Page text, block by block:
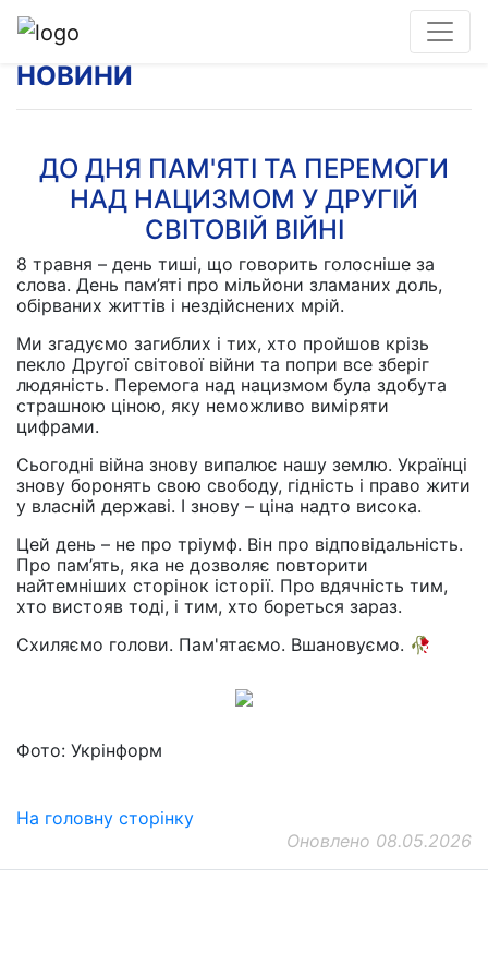
НОВИНИ
ДО ДНЯ ПАМ'ЯТІ ТА ПЕРЕМОГИ
НАД НАЦИЗМОМ У ДРУГІЙ
СВІТОВІЙ ВІЙНІ
8 травня – день тиші, що говорить голосніше за
слова. День пам’яті про мільйони зламаних доль,
обірваних життів і нездійснених мрій.
Ми згадуємо загиблих і тих, хто пройшов крізь
пекло Другої світової війни та попри все зберіг
людяність. Перемога над нацизмом була здобута
страшною ціною, яку неможливо виміряти
цифрами.
Сьогодні війна знову випалює нашу землю. Українці
знову боронять свою свободу, гідність і право жити
у власній державі. І знову – ціна надто висока.
Цей день – не про тріумф. Він про відповідальність.
Про пам’ять, яка не дозволяє повторити
найтемніших сторінок історії. Про вдячність тим,
хто вистояв тоді, і тим, хто бореться зараз.
Схиляємо голови. Пам'ятаємо. Вшановуємо. 🥀
Фото: Укрінформ
На головну сторінку
Оновлено 08.05.2026